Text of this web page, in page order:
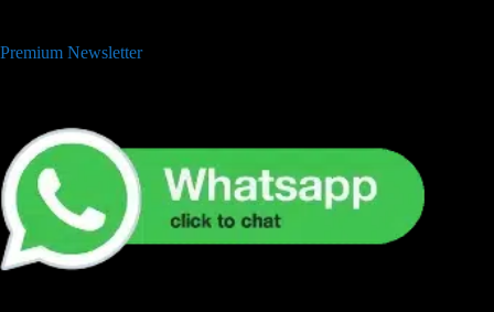
Premium Newsletter